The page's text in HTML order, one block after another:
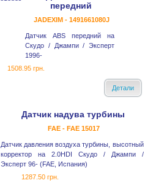
передний
JADEXIM - 1491661080J
Датчик ABS передний на
Скудо / Джампи / Эксперт
1996-
1508.95 грн.
Детали
Датчик надува турбины
FAE - FAE 15017
Датчик давления воздуха турбины, высотный
корректор на 2.0HDI Скудо / Джампи /
Эксперт 96- (FAE, Испания)
1287.50 грн.